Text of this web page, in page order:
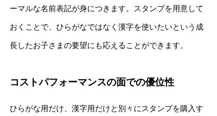
ーマルな名前表記が身につきます。スタンプを用意して
おくことで、ひらがなではなく漢字を使いたいという成
長したお子さまの要望にも応えることができます。
コストパフォーマンスの面での優位性
ひらがな用だけ、漢字用だけと別々にスタンプを購入す